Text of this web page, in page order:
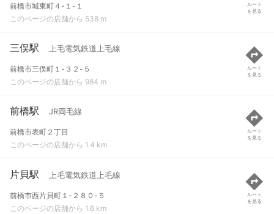
前橋市城東町４-１-１
このページの店舗から 538 m
ルート
を見る
三俣駅 上毛電気鉄道上毛線
前橋市三俣町１-３２-５
このページの店舗から 984 m
ルート
を見る
前橋駅 JR両毛線
前橋市表町２丁目
このページの店舗から 1.4 km
ルート
を見る
片貝駅 上毛電気鉄道上毛線
前橋市西片貝町１-２８０-５
このページの店舗から 1.6 km
ルート
を見る